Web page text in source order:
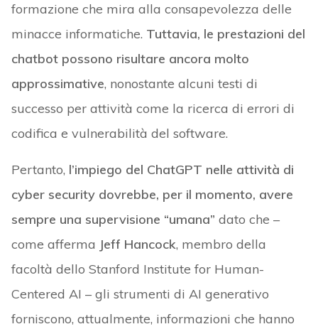
formazione che mira alla consapevolezza delle
minacce informatiche. Tuttavia, le prestazioni del
chatbot possono risultare ancora molto
approssimative, nonostante alcuni testi di
successo per attività come la ricerca di errori di
codifica e vulnerabilità del software.
Pertanto, l’impiego del ChatGPT nelle attività di
cyber security dovrebbe, per il momento, avere
sempre una supervisione “umana” dato che –
come afferma Jeff Hancock, membro della
facoltà dello Stanford Institute for Human-
Centered AI – gli strumenti di AI generativo
forniscono, attualmente, informazioni che hanno